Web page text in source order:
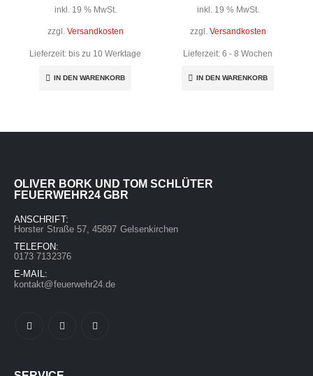
inkl. 19 % MwSt.
zzgl. Versandkosten
Lieferzeit: bis zu 10 Werktage
IN DEN WARENKORB
inkl. 19 % MwSt.
zzgl. Versandkosten
Lieferzeit: 6 - 8 Wochen
IN DEN WARENKORB
OLIVER BORK UND TOM SCHLÜTER
FEUERWEHR24 GBR
ANSCHRIFT:
Horster Straße 57, 45897 Gelsenkirchen
TELEFON:
0173 7132376
E-MAIL:
kontakt@feuerwehr24.de